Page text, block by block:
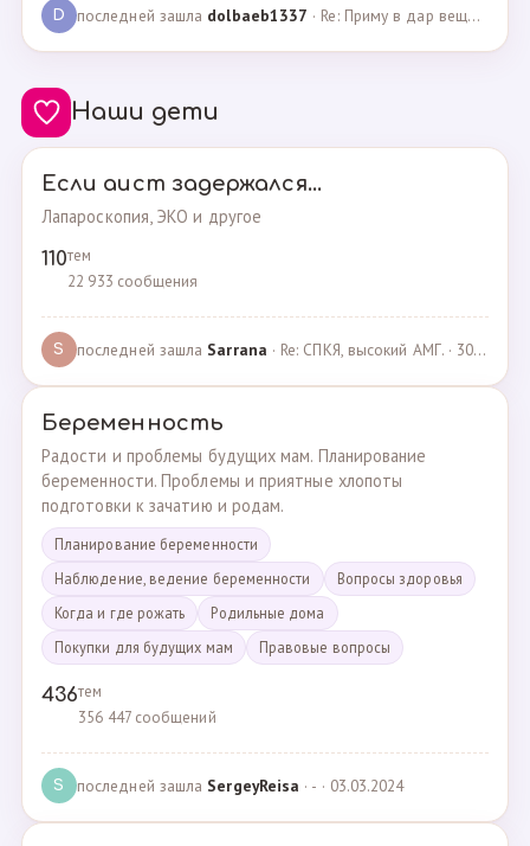
D последней зашла dolbaeb1337 · Re: Приму в дар вещи на новорождённую девочку · 13.12.2024
Наши дети
Если аист задержался...
Лапароскопия, ЭКО и другое
110тем
22 933 сообщения
S последней зашла Sarrana · Re: СПКЯ, высокий АМГ. · 30.04.2025
Беременность
Радости и проблемы будущих мам. Планирование
беременности. Проблемы и приятные хлопоты
подготовки к зачатию и родам.
Планирование беременности
Наблюдение, ведение беременности
Вопросы здоровья
Когда и где рожать
Родильные дома
Покупки для будущих мам
Правовые вопросы
436тем
356 447 сообщений
S последней зашла SergeyReisa · - · 03.03.2024